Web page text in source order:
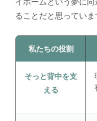
ることだと思っていま
私たちの役割
そっと背中を支
える